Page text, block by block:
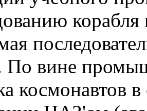
корабля
По вине
космонавтов